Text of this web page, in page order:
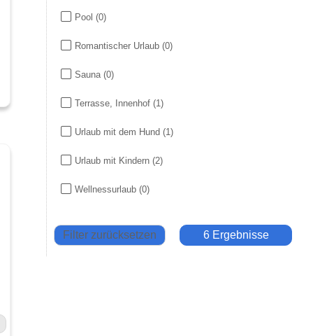
Pool (0)
Romantischer Urlaub (0)
Sauna (0)
Terrasse, Innenhof (1)
Urlaub mit dem Hund (1)
Urlaub mit Kindern (2)
Wellnessurlaub (0)
Filter zurücksetzen 6 Ergebnisse